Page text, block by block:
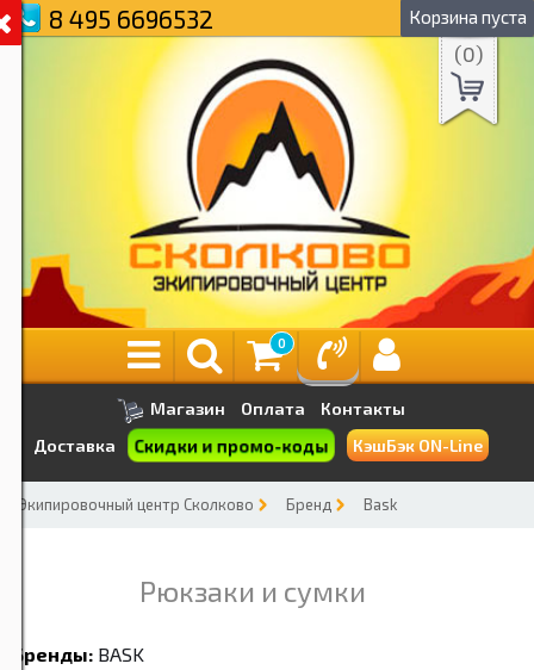
8 495 6696532 Корзина пуста
(0)
0
Магазин Оплата
Контакты
Доставка
Скидки и промо-коды КэшБэк ON-Line
Экипировочный центр Сколково Бренд Bask
Рюкзаки и сумки
Бренды: BASK